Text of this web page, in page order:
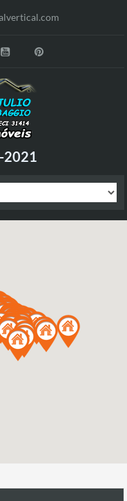
2021